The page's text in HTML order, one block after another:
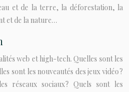
et de la terre, la déforestation, la
et de la nature…
web et high-tech. Quelles sont les
sont les nouveautés des jeux vidéo ?
réseaux sociaux ? Quels sont les